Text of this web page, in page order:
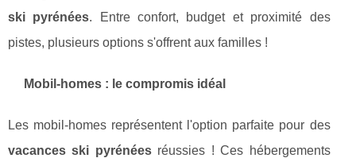
ski pyrénées. Entre confort, budget et proximité des
pistes, plusieurs options s'offrent aux familles !
Mobil-homes : le compromis idéal
Les mobil-homes représentent l'option parfaite pour des
vacances ski pyrénéesréussies ! Ces hébergements